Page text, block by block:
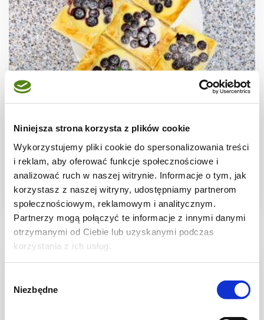
Niniejsza strona korzysta z plików cookie
Wykorzystujemy pliki cookie do spersonalizowania treści
i reklam, aby oferować funkcje społecznościowe i
analizować ruch w naszej witrynie. Informacje o tym, jak
korzystasz z naszej witryny, udostępniamy partnerom
społecznościowym, reklamowym i analitycznym.
Partnerzy mogą połączyć te informacje z innymi danymi
otrzymanymi od Ciebie lub uzyskanymi podczas
korzystania z ich usług.
zgody
Niezbędne
Ciastka francuskie z borówkami + film
30 min. 1531 kcal 8